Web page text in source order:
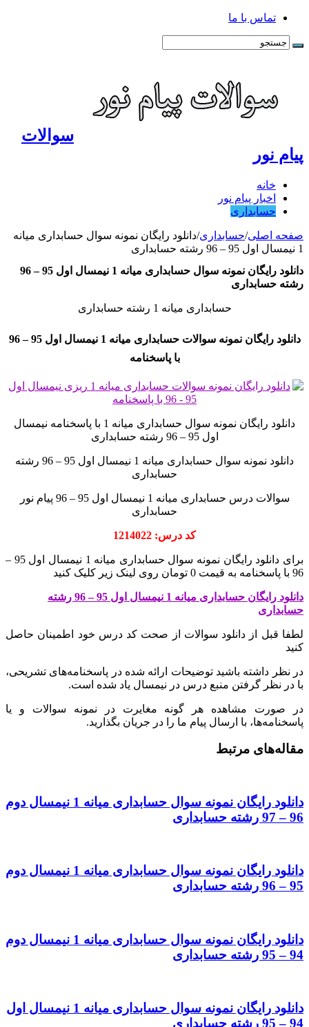
تماس با ما
سوالات
پیام نور
خانه
اخبار پیام نور
حسابداری
صفحه اصلی/حسابداری/دانلود رایگان نمونه سوال حسابداری میانه
1 نیمسال اول 95 – 96 رشته حسابداری
دانلود رایگان نمونه سوال حسابداری میانه 1 نیمسال اول 95 – 96
رشته حسابداری
حسابداری میانه 1 رشته حسابداری
دانلود رایگان نمونه سوالات حسابداری میانه 1 نیمسال اول 95 – 96
با پاسخنامه
دانلود رایگان نمونه سوال حسابداری میانه 1 با پاسخنامه نیمسال
اول 95 – 96 رشته حسابداری
دانلود نمونه سوال حسابداری میانه 1 نیمسال اول 95 – 96 رشته
حسابداری
سوالات درس حسابداری میانه 1 نیمسال اول 95 – 96 پیام نور
حسابداری
کد درس: 1214022
برای دانلود رایگان نمونه سوال حسابداری میانه 1 نیمسال اول 95 –
96 با پاسخنامه به قیمت 0 تومان روی لینک زیر کلیک کنید
دانلود رایگان حسابداری میانه 1 نیمسال اول 95 – 96 رشته
حسابداری
لطفا قبل از دانلود سوالات از صحت کد درس خود اطمینان حاصل
کنید
در نظر داشته باشید توضیحات ارائه شده در پاسخنامه‌های تشریحی،
با در نظر گرفتن منبع درس در نیمسال یاد شده است.
در صورت مشاهده هر گونه مغایرت در نمونه سوالات و یا
پاسخنامه‌ها، با ارسال پیام ما را در جریان بگذارید.
مقاله‌های مرتبط
دانلود رایگان نمونه سوال حسابداری میانه 1 نیمسال دوم
96 – 97 رشته حسابداری
دانلود رایگان نمونه سوال حسابداری میانه 1 نیمسال دوم
95 – 96 رشته حسابداری
دانلود رایگان نمونه سوال حسابداری میانه 1 نیمسال دوم
94 – 95 رشته حسابداری
دانلود رایگان نمونه سوال حسابداری میانه 1 نیمسال اول
94 – 95 رشته حسابداری